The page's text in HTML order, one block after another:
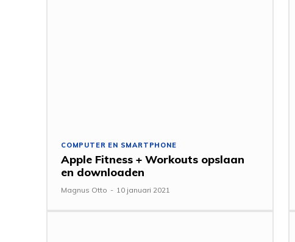
COMPUTER EN SMARTPHONE
Apple Fitness + Workouts opslaan
en downloaden
Magnus Otto - 10 januari 2021